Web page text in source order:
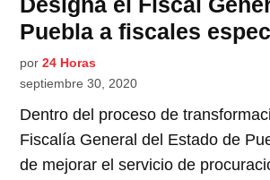
Puebla a fiscales
por 24 Horas
septiembre 30, 2020
Dentro del proceso de
Fiscalía General del Estado de
de mejorar el servicio de